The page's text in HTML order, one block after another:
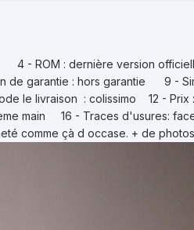
- ROM : dernière version
garantie : hors garantie 9 -
le livraison : colissimo 12 -
main 16 - Traces d'usures:
comme çà d occase. + de